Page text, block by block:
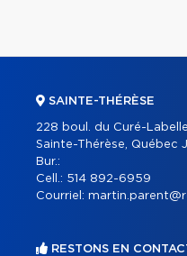
SAINTE-THÉRÈSE
228 boul. du Curé-Labelle
Sainte-Thérèse, Québec
Bur.:
Cell.: 514 892-6959
Courriel:
RESTONS EN